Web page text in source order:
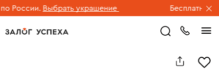
России. Выбрать украшение Бесплатная